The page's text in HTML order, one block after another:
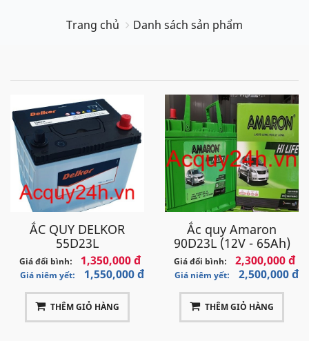
Trang chủ Danh sách sản phẩm
ẮC QUY DELKOR
55D23L
Giá đổi bình: 1,350,000 đ
Giá niêm yết: 1,550,000 đ
THÊM GIỎ HÀNG
Ắc quy Amaron
90D23L (12V - 65Ah)
Giá đổi bình: 2,300,000 đ
Giá niêm yết: 2,500,000 đ
THÊM GIỎ HÀNG